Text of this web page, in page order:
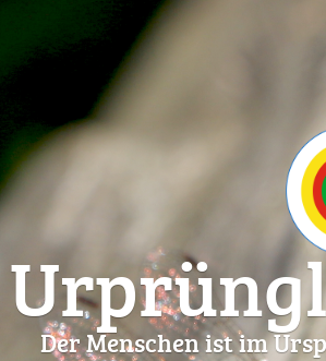
Der Menschen ist im